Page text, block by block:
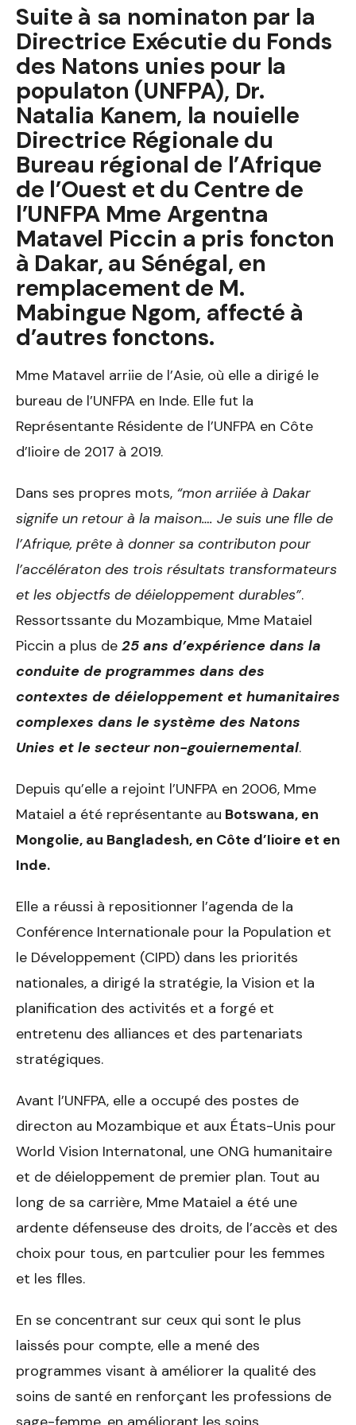
Suite à sa nominaton par la
Directrice Exécutie du Fonds
des Natons unies pour la
populaton (UNFPA), Dr.
Natalia Kanem, la nouielle
Directrice Régionale du
Bureau régional de l’Afrique
de l’Ouest et du Centre de
l’UNFPA Mme Argentna
Matavel Piccin a pris foncton
à Dakar, au Sénégal, en
remplacement de M.
Mabingue Ngom, affecté à
d’autres fonctons.
Mme Matavel arriie de l’Asie, où elle a dirigé le
bureau de l’UNFPA en Inde. Elle fut la
Représentante Résidente de l’UNFPA en Côte
d’Iioire de 2017 à 2019.
Dans ses propres mots, “mon arriiée à Dakar
signife un retour à la maison…. Je suis une flle de
l’Afrique, prête à donner sa contributon pour
l’accélératon des trois résultats transformateurs
et les objectfs de déieloppement durables”.
Ressortssante du Mozambique, Mme Mataiel
Piccin a plus de 25 ans d’expérience dans la
conduite de programmes dans des
contextes de déieloppement et humanitaires
complexes dans le système des Natons
Unies et le secteur non-gouiernemental.
Depuis qu’elle a rejoint l’UNFPA en 2006, Mme
Mataiel a été représentante au Botswana, en
Mongolie, au Bangladesh, en Côte d’Iioire et en
Inde.
Elle a réussi à repositionner l’agenda de la
Conférence Internationale pour la Population et
le Développement (CIPD) dans les priorités
nationales, a dirigé la stratégie, la Vision et la
planification des activités et a forgé et
entretenu des alliances et des partenariats
stratégiques.
Avant l’UNFPA, elle a occupé des postes de
directon au Mozambique et aux États-Unis pour
World Vision Internatonal, une ONG humanitaire
et de déieloppement de premier plan. Tout au
long de sa carrière, Mme Mataiel a été une
ardente défenseuse des droits, de l’accès et des
choix pour tous, en partculier pour les femmes
et les flles.
En se concentrant sur ceux qui sont le plus
laissés pour compte, elle a mené des
programmes visant à améliorer la qualité des
soins de santé en renforçant les professions de